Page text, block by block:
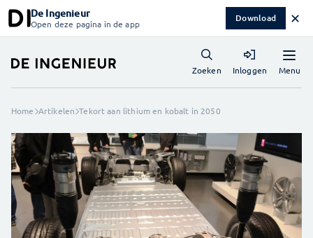
De Ingenieur
Open deze pagina in de app Download ✕
Menu
Zoeken Inloggen
Home Artikelen Tekort aan lithium en kobalt in 2050